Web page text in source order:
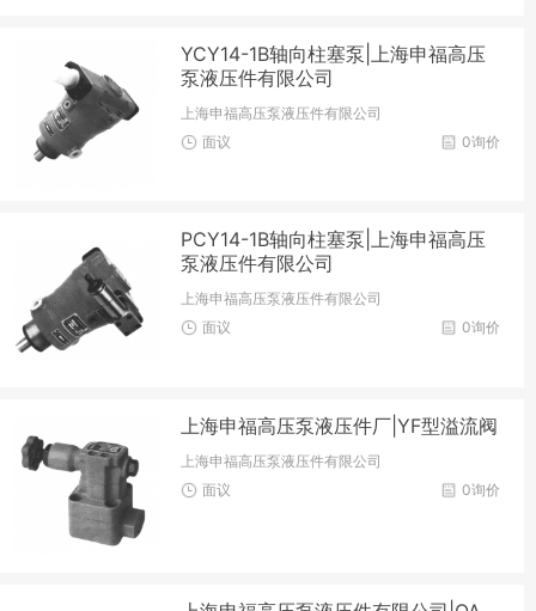
YCY14-1B轴向柱塞泵|上海申福高压
泵液压件有限公司
上海申福高压泵液压件有限公司
0询价
面议
PCY14-1B轴向柱塞泵|上海申福高压
泵液压件有限公司
上海申福高压泵液压件有限公司
0询价
面议
上海申福高压泵液压件厂|YF型溢流阀
上海申福高压泵液压件有限公司
0询价
面议